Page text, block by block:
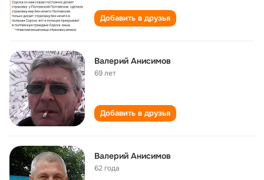
Добавить в друзья
Валерий Анисимов
69 лет
Добавить в друзья
Валерий Анисимов
62 года